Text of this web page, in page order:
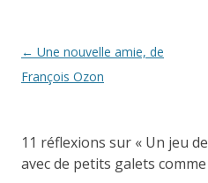
Navigation
des
← Une nouvelle amie, de
François Ozon
11 réflexions sur « Un jeu
avec de petits galets